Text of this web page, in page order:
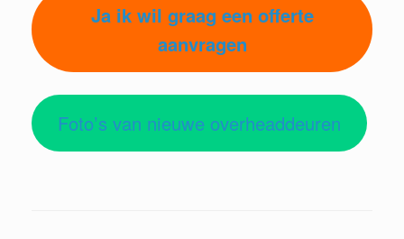
Ja ik wil graag een offerte
aanvragen
Foto’s van nieuwe overheaddeuren